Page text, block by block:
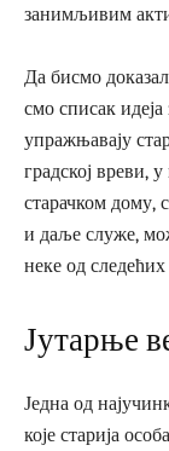
занимљивим
Да бисмо
смо списак
упражњавају
градској вреви,
старачком дому,
и даље служе,
неке од
Јутарње
Једна од
које старија